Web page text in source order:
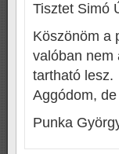
Tisztet Simó
Köszönöm a
valóban nem
tartható lesz.
Aggódom,
Punka